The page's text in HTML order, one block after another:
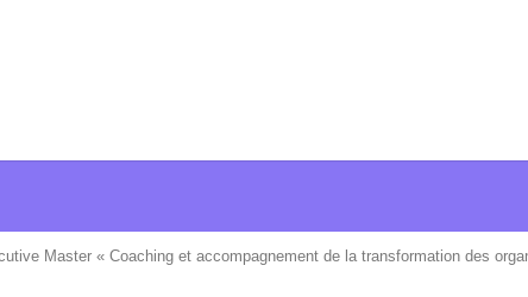
Master « Coaching et accompagnement de la transformation des